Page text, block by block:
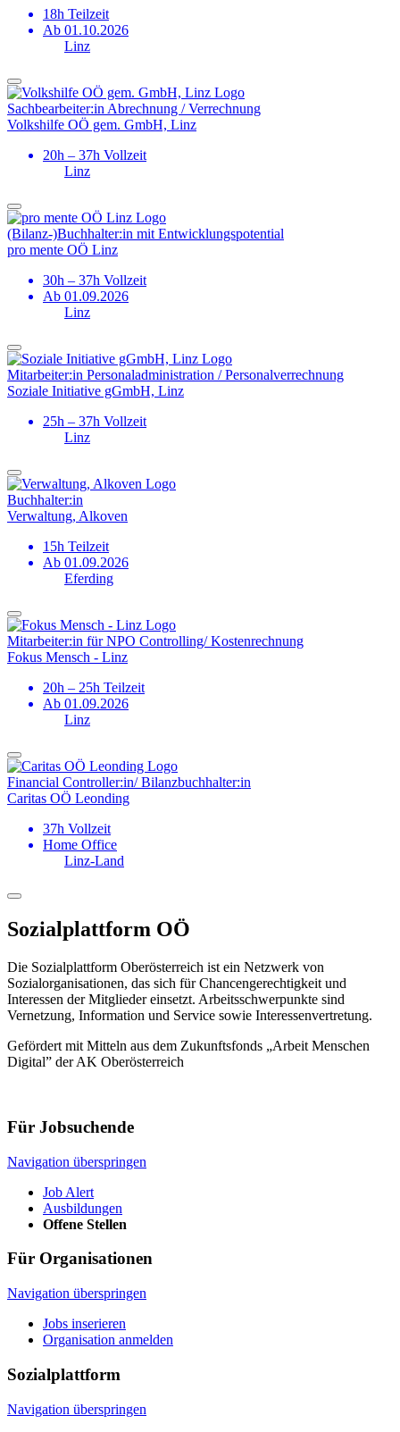
18h Teilzeit
Ab 01.10.2026
Linz
Sachbearbeiter:in Abrechnung / Verrechnung
Volkshilfe OÖ gem. GmbH, Linz
20h – 37h Vollzeit
Linz
(Bilanz-)­Buchhalter:in mit Entwicklungs­potential
pro mente OÖ Linz
30h – 37h Vollzeit
Ab 01.09.2026
Linz
Mitarbeiter:in Personal­administration / Personal­verrechnung
Soziale Initiative gGmbH, Linz
25h – 37h Vollzeit
Linz
Buchhalter:in
Verwaltung, Alkoven
15h Teilzeit
Ab 01.09.2026
Eferding
Mitarbeiter:in für NPO Controlling/ Kostenrechnung
Fokus Mensch - Linz
20h – 25h Teilzeit
Ab 01.09.2026
Linz
Financial Controller:in/ Bilanz­buchhalter:in
Caritas OÖ Leonding
37h Vollzeit
Home Office
Linz-Land
Sozialplattform OÖ
Die Sozialplattform Oberösterreich ist ein Netzwerk von
Sozialorganisationen, das sich für Chancengerechtigkeit und
Interessen der Mitglieder einsetzt. Arbeitsschwerpunkte sind
Vernetzung, Information und Service sowie Interessenvertretung.
Gefördert mit Mitteln aus dem Zukunftsfonds „Arbeit Menschen
Digital” der AK Oberösterreich
Für Jobsuchende
Navigation überspringen
Job Alert
Ausbildungen
Offene Stellen
Für Organisationen
Navigation überspringen
Jobs inserieren
Organisation anmelden
Sozialplattform
Navigation überspringen